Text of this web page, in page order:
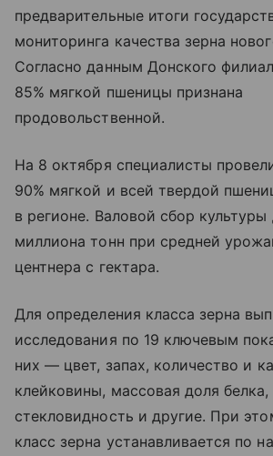
предварительные итоги
мониторинга качества зерна
Согласно данным Донского
85% мягкой пшеницы признана
продовольственной.
На 8 октября специалисты
90% мягкой и всей твердой
в регионе. Валовой сбор культуры
миллиона тонн при средней
центнера с гектара.
Для определения класса зерна
исследования по 19 ключевым
них — цвет, запах, количество и
клейковины, массовая доля
стекловидность и другие. При
класс зерна устанавливается по